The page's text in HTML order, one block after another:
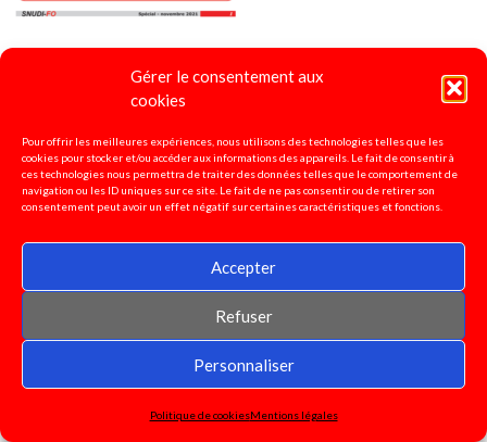
Gérer le consentement aux
cookies
Pour offrir les meilleures expériences, nous utilisons des technologies telles que les
cookies pour stocker et/ou accéder aux informations des appareils. Le fait de consentir à
ces technologies nous permettra de traiter des données telles que le comportement de
navigation ou les ID uniques sur ce site. Le fait de ne pas consentir ou de retirer son
consentement peut avoir un effet négatif sur certaines caractéristiques et fonctions.
Accepter
Refuser
Personnaliser
Politique de cookiesMentions légales
4 pages national spécial Constellations